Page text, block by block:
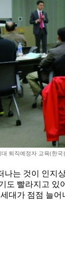
퇴직예정자 교육(한
는 것이 인
빨라지고
대가 점점 늘